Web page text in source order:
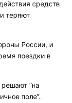
средств
теряют
России, и
поездки в
“на
поле”.